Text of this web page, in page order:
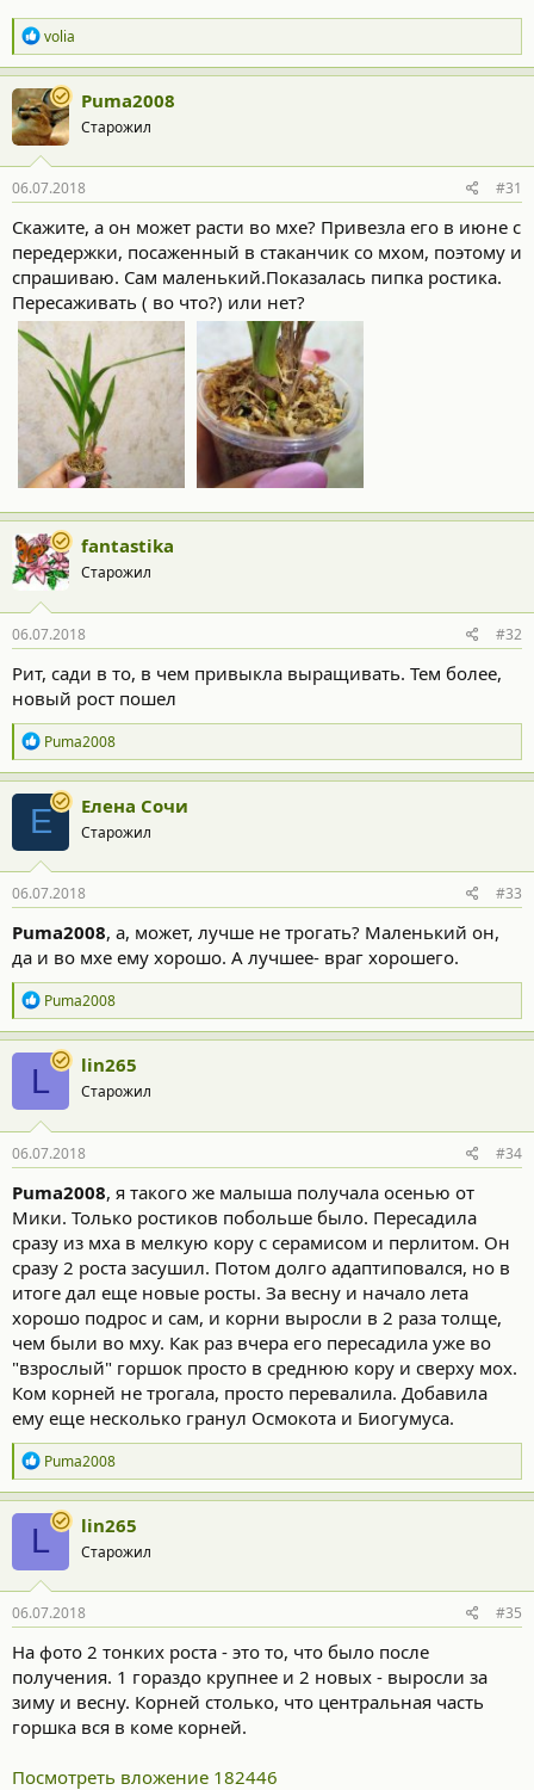
Р
е
а
к
ц
и
и
:
volia
Puma2008
Старожил
06.07.2018 #31
Скажите, а он может расти во мхе? Привезла его в июне с
передержки, посаженный в стаканчик со мхом, поэтому и
спрашиваю. Сам маленький.Показалась пипка ростика.
Пересаживать ( во что?) или нет?
fantastika
Старожил
06.07.2018 #32
Рит, сади в то, в чем привыкла выращивать. Тем более,
новый рост пошел
Р
е
а
к
ц
и
и
:
Puma2008
Е Елена Сочи
Старожил
06.07.2018 #33
Puma2008, а, может, лучше не трогать? Маленький он,
да и во мхе ему хорошо. А лучшее- враг хорошего.
Р
е
а
к
и
и
:
Puma2008
L lin265
Старожил
06.07.2018 #34
Puma2008, я такого же малыша получала осенью от
Мики. Только ростиков побольше было. Пересадила
сразу из мха в мелкую кору с серамисом и перлитом. Он
сразу 2 роста засушил. Потом долго адаптиповался, но в
итоге дал еще новые росты. За весну и начало лета
хорошо подрос и сам, и корни выросли в 2 раза толще,
чем были во мху. Как раз вчера его пересадила уже во
"взрослый" горшок просто в среднюю кору и сверху мох.
Ком корней не трогала, просто перевалила. Добавила
ему еще несколько гранул Осмокота и Биогумуса.
Р
е
а
к
и
и
:
Puma2008
L lin265
Старожил
06.07.2018 #35
На фото 2 тонких роста - это то, что было после
получения. 1 гораздо крупнее и 2 новых - выросли за
зиму и весну. Корней столько, что центральная часть
горшка вся в коме корней.
Посмотреть вложение 182446